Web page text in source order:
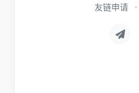
友链申请